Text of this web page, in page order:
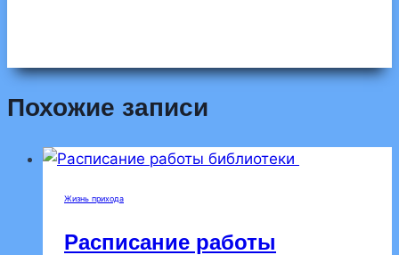
Похожие записи
Жизнь прихода
Расписание работы